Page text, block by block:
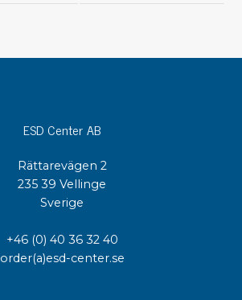
ESD Center AB
Rättarevägen 2
235 39 Vellinge
Sverige
+46 (0) 40 36 32 40
order(a)esd-center.se